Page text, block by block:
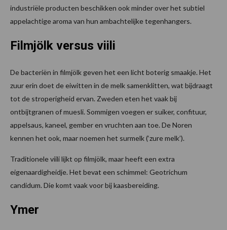
industriële producten beschikken ook minder over het subtiel
appelachtige aroma van hun ambachtelijke tegenhangers.
Filmjölk versus viili
De bacteriën in filmjölk geven het een licht boterig smaakje. Het
zuur erin doet de eiwitten in de melk samenklitten, wat bijdraagt
tot de stroperigheid ervan. Zweden eten het vaak bij
ontbijtgranen of muesli. Sommigen voegen er suiker, confituur,
appelsaus, kaneel, gember en vruchten aan toe. De Noren
kennen het ook, maar noemen het surmelk (‘zure melk’).
Traditionele viili lijkt op filmjölk, maar heeft een extra
eigenaardigheidje. Het bevat een schimmel: Geotrichum
candidum. Die komt vaak voor bij kaasbereiding.
Ymer